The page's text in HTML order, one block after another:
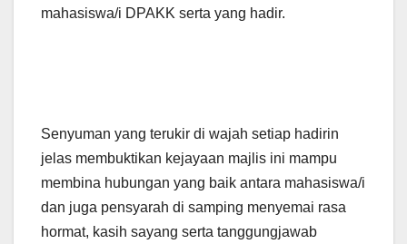
mahasiswa/i DPAKK serta yang hadir.
Senyuman yang terukir di wajah setiap hadirin
jelas membuktikan kejayaan majlis ini mampu
membina hubungan yang baik antara mahasiswa/i
dan juga pensyarah di samping menyemai rasa
hormat, kasih sayang serta tanggungjawab